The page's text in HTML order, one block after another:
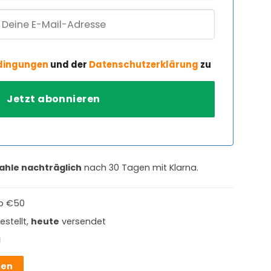
und der Datenschutzerklärung zu
nachträglich nach 30 Tagen mit Klarna.
€50
heute versendet